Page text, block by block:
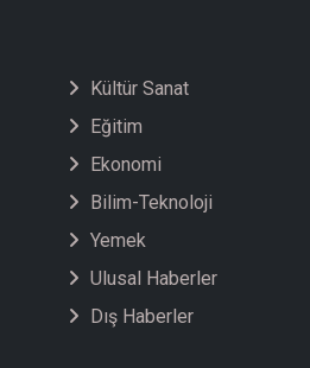
Kültür Sanat
Eğitim
Ekonomi
Bilim-Teknoloji
Yemek
Ulusal Haberler
Dış Haberler